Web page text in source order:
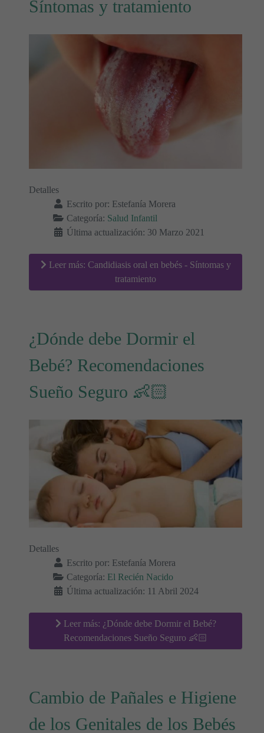
Síntomas y tratamiento
Detalles
Escrito por: Estefanía Morera
Categoría: Salud Infantil
Última actualización: 30 Marzo 2021
Leer más: Candidiasis oral en bebés - Síntomas y
tratamiento
¿Dónde debe Dormir el
Bebé? Recomendaciones
Sueño Seguro 👶🏻
Detalles
Escrito por: Estefanía Morera
Categoría: El Recién Nacido
Última actualización: 11 Abril 2024
Leer más: ¿Dónde debe Dormir el Bebé?
Recomendaciones Sueño Seguro 👶🏻
Cambio de Pañales e Higiene
de los Genitales de los Bebés